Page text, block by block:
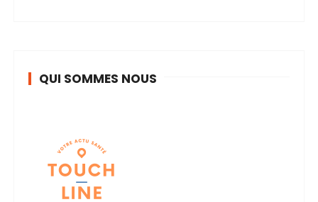
QUI SOMMES NOUS